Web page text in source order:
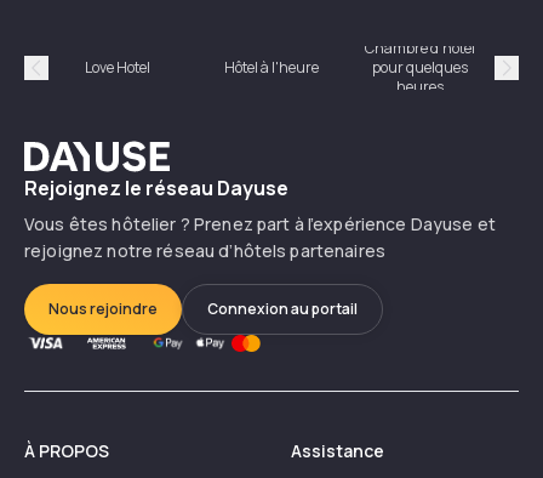
Précédent
Love Hotel Hôtel à l'heure
Chambre d'hôtel
pour quelques
heures
Dayuse
Rejoignez le réseau Dayuse
Vous êtes hôtelier ? Prenez part à l’expérience Dayuse et
rejoignez notre réseau d’hôtels partenaires
Nous rejoindre Connexion au portail
À PROPOS Assistance